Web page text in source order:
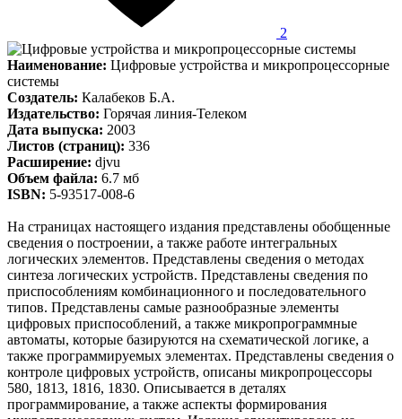
2
Наименование: Цифровые устройства и микропроцессорные
системы
Создатель: Калабеков Б.А.
Издательство: Горячая линия-Телеком
Дата выпуска: 2003
Листов (страниц): 336
Расширение: djvu
Объем файла: 6.7 мб
ISBN: 5-93517-008-6
На страницах настоящего издания представлены обобщенные
сведения о построении, а также работе интегральных
логических элементов. Представлены сведения о методах
синтеза логических устройств. Представлены сведения по
приспособлениям комбинационного и последовательного
типов. Представлены самые разнообразные элементы
цифровых приспособлений, а также микропрограммные
автоматы, которые базируются на схематической логике, а
также программируемых элементах. Представлены сведения о
контроле цифровых устройств, описаны микропроцессоры
580, 1813, 1816, 1830. Описывается в деталях
программирование, а также аспекты формирования